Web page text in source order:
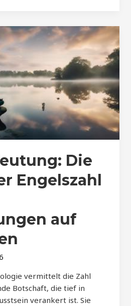
Die
Engelszahl
auf
vermittelt die Zahl
Botschaft, die tief in
verankert ist. Sie